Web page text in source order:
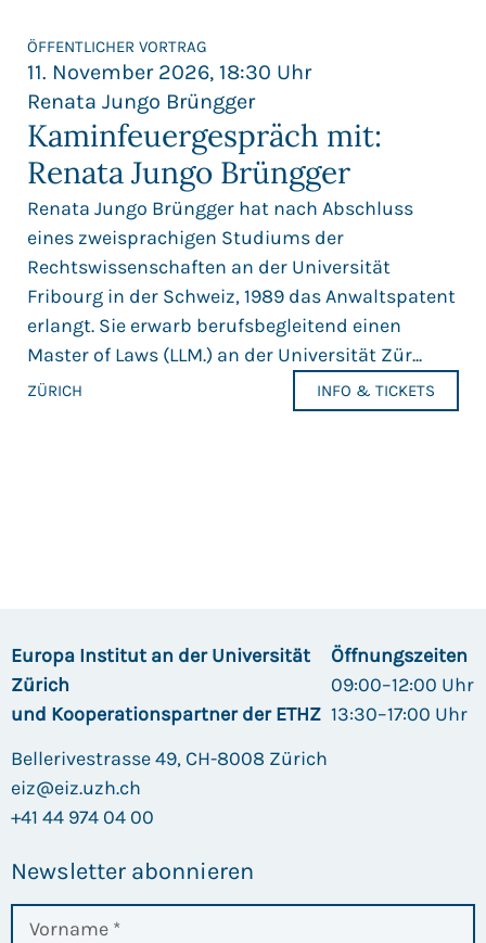
ÖFFENTLICHER VORTRAG
11. November 2026, 18:30 Uhr
Renata Jungo Brüngger
Kaminfeuergespräch mit:
Renata Jungo Brüngger
Renata Jungo Brüngger hat nach Abschluss
eines zweisprachigen Studiums der
Rechtswissenschaften an der Universität
Fribourg in der Schweiz, 1989 das Anwaltspatent
erlangt. Sie erwarb berufsbegleitend einen
Master of Laws (LLM.) an der Universität Zür...
ZÜRICH INFO & TICKETS
Europa Institut an der Universität
Zürich
und Kooperationspartner der ETHZ
Bellerivestrasse 49, CH-8008 Zürich
eiz@eiz.uzh.ch
+41 44 974 04 00
Öffnungszeiten
09:00–12:00 Uhr
13:30–17:00 Uhr
Newsletter abonnieren